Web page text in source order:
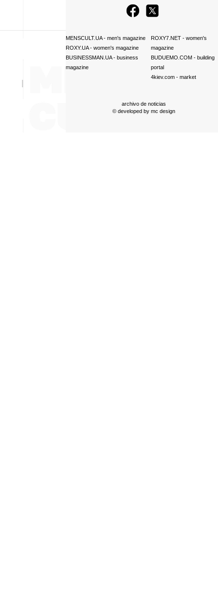
MENSCULT.UA- men's magazine
ROXY.UA- women's magazine
BUSINESSMAN.UA- business
magazine
ROXY7.NET- women's
magazine
BUDUEMO.COM- building
portal
4kiev.com- market
archivo de noticias
© developed by mc design